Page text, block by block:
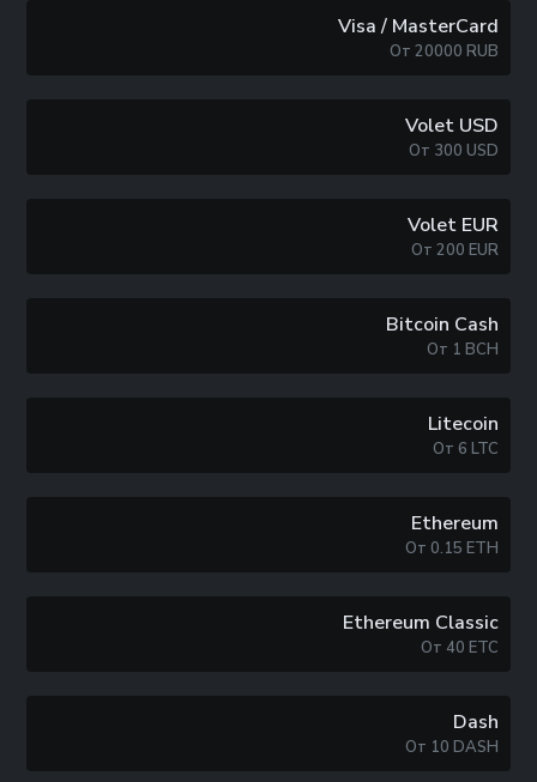
Visa / MasterCard
От 20000 RUB
Volet USD
От 300 USD
Volet EUR
От 200 EUR
Bitcoin Cash
От 1 BCH
Litecoin
От 6 LTC
Ethereum
От 0.15 ETH
Ethereum Classic
От 40 ETC
Dash
От 10 DASH